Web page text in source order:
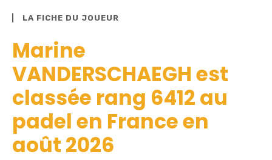
LA FICHE DU JOUEUR
Marine
VANDERSCHAEGH est
classée rang 6412 au
padel en France en
août 2026